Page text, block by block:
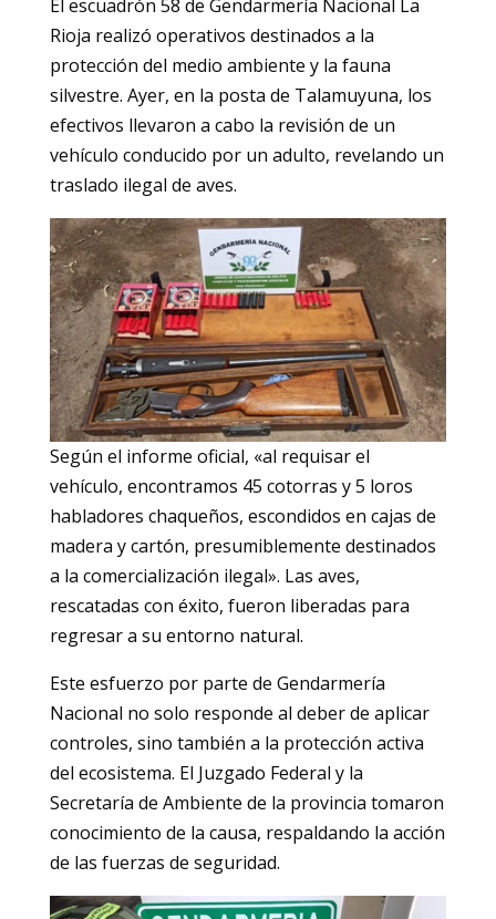
El escuadrón 58 de Gendarmería Nacional La
Rioja realizó operativos destinados a la
protección del medio ambiente y la fauna
silvestre. Ayer, en la posta de Talamuyuna, los
efectivos llevaron a cabo la revisión de un
vehículo conducido por un adulto, revelando un
traslado ilegal de aves.
Según el informe oficial, «al requisar el
vehículo, encontramos 45 cotorras y 5 loros
habladores chaqueños, escondidos en cajas de
madera y cartón, presumiblemente destinados
a la comercialización ilegal». Las aves,
rescatadas con éxito, fueron liberadas para
regresar a su entorno natural.
Este esfuerzo por parte de Gendarmería
Nacional no solo responde al deber de aplicar
controles, sino también a la protección activa
del ecosistema. El Juzgado Federal y la
Secretaría de Ambiente de la provincia tomaron
conocimiento de la causa, respaldando la acción
de las fuerzas de seguridad.